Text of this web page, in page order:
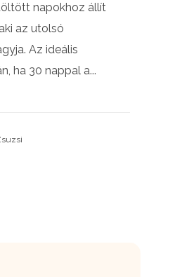
napokhoz állít
az utolsó
Az ideális
ha 30 nappal a...